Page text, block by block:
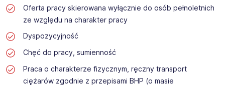
Oferta pracy skierowana wyłącznie do osób pełnoletnich
ze względu na charakter pracy
Dyspozycyjność
Chęć do pracy, sumienność
Praca o charakterze fizycznym, ręczny transport
ciężarów zgodnie z przepisami BHP (o masie